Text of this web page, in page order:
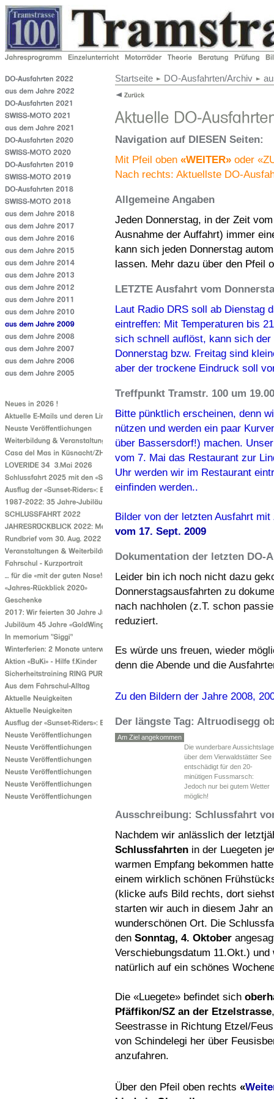
Startseite DO-Ausfahrten/Archiv
Navigation auf DIESEN Seiten:
Mit Pfeil oben «WEITER» oder
Nach rechts: Aktuellste DO-
Allgemeine Angaben
Jeden Donnerstag, in der Zeit
Ausnahme der Auffahrt) immer
kann sich jeden Donnerstag
lassen. Mehr dazu über den Pfeil
LETZTE Ausfahrt vom
Laut Radio DRS soll ab Dienstag
eintreffen: Mit Temperaturen bis
sich schnell auflöst, kann sich
Donnerstag bzw. Freitag sind
aber der trockene Eindruck soll
Treffpunkt Tramstr. 100 um
Bitte pünktlich erscheinen, denn
nützen und werden ein paar
über Bassersdorf!) machen.
vom 7. Mai das Restaurant zur
Uhr werden wir im Restaurant
einfinden werden..
Bilder von der letzten Ausfahrt
vom 17. Sept. 2009
Dokumentation der letzten DO-
Leider bin ich noch nicht dazu
Donnerstagsausfahrten zu
nach nachholen (z.T. schon
reduziert.
Es würde uns freuen, wieder
denn die Abende und die
Zu den Bildern der Jahre 2008,
Der längste Tag: Altruodisegg
Am Ziel angekommen
Die wunderbare Aussichtslage
über dem Vierwaldstätter See
entschädigt für den 20-
minütigen Fussmarsch:
Jedoch nur bei gutem Wetter
möglich!
Ausschreibung: Schlussfahrt
Nachdem wir anlässlich der
Schlussfahrten in der Luegeten
warmen Empfang bekommen
einem wirklich schönen
(klicke aufs Bild rechts, dort
starten wir auch in diesem Jahr
wunderschönen Ort. Die
den Sonntag, 4. Oktober
Verschiebungsdatum 11.Okt.) und
natürlich auf ein schönes
Die «Luegete» befindet sich
Pfäffikon/SZ an der Etzelstrasse
Seestrasse in Richtung Etzel/
von Schindelegi her über
anzufahren.
Über den Pfeil oben rechts «